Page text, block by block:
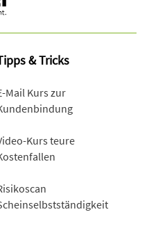
& Tricks
Mail Kurs zur
Kurs teure